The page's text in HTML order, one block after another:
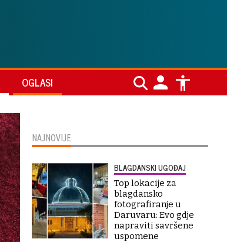
OGLASI
NAJNOVIJE
BLAGDANSKI UGOĐAJ
Top lokacije za
blagdansko
fotografiranje u
Daruvaru: Evo gdje
napraviti savršene
uspomene